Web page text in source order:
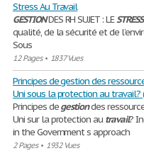
Stress Au Travail
GESTIONDES RH SUJET : LESTRESS
qualité, de la sécurité et de
Sous
12 Pages• 1837 Vues
Principes de gestion des
Uni sous la protection au travail?
Principes degestiondes
Uni sur la protection autravail?
in the Government s approach
2 Pages• 1932 Vues